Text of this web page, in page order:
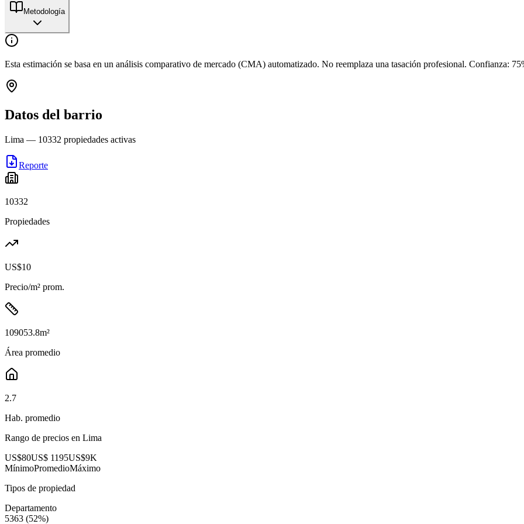
Metodología
Esta estimación se basa en un análisis comparativo de mercado (CMA) automatizado. No reemplaza una tasación profesional. Confianza: 75
Datos del barrio
Lima — 10332 propiedades activas
Reporte
10332
Propiedades
US$10
Precio/m² prom.
109053.8m²
Área promedio
2.7
Hab. promedio
Rango de precios en Lima
US$80US$ 1195US$9K
MínimoPromedioMáximo
Tipos de propiedad
Departamento
5363 (52%)